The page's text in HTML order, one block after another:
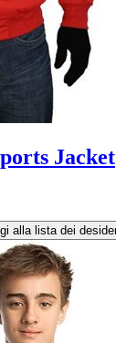
Jacket